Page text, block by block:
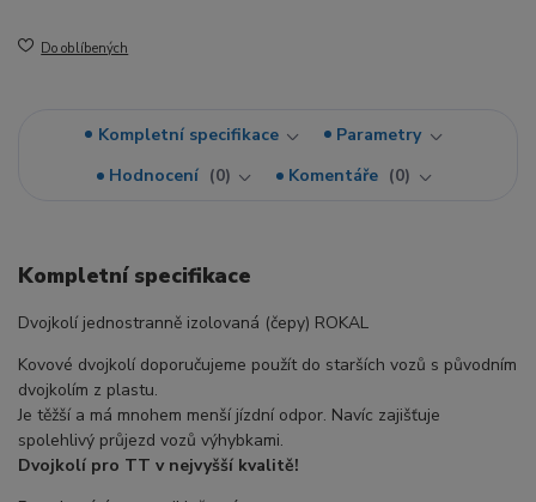
Do oblíbených
Kompletní specifikace
Parametry
Hodnocení
0 Komentáře 0
Kompletní specifikace
Dvojkolí jednostranně izolovaná (čepy) ROKAL
Kovové dvojkolí doporučujeme použít do starších vozů s původním
dvojkolím z plastu.
Je těžší a má mnohem menší jízdní odpor. Navíc zajišťuje
spolehlivý průjezd vozů výhybkami.
Dvojkolí pro TT v nejvyšší kvalitě!